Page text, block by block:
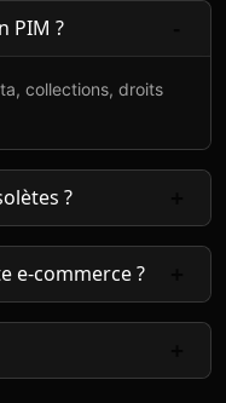
PIM ?
collections, droits
?
e-commerce ?